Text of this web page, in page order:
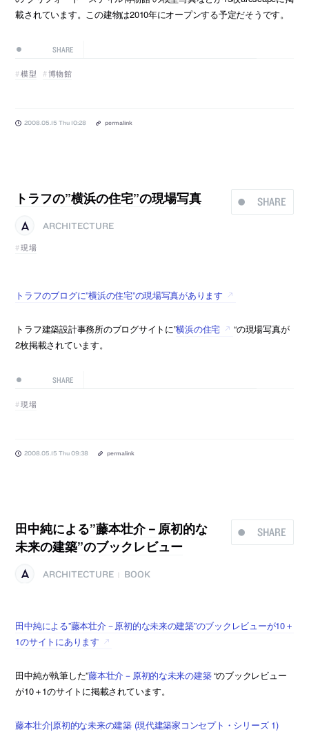
載されています。この建物は2010年にオープンする予定だそうです。
SHARE
模型 博物館
2008.05.15 Thu 10:28 permalink
SHARE
トラフの”横浜の住宅”の現場写真
ARCHITECTURE
現場
トラフのブログに”横浜の住宅”の現場写真があります
トラフ建築設計事務所のブログサイトに”横浜の住宅
“の現場写真が
2枚掲載されています。
SHARE
現場
2008.05.15 Thu 09:38 permalink
SHARE
田中純による”藤本壮介－原初的な
未来の建築”のブックレビュー
ARCHITECTURE BOOK
田中純による”藤本壮介－原初的な未来の建築”のブックレビューが10＋
1のサイトにあります
田中純が執筆した”藤本壮介－原初的な未来の建築“のブックレビュー
が10＋1のサイトに掲載されています。
藤本壮介|原初的な未来の建築 (現代建築家コンセプト・シリーズ 1)